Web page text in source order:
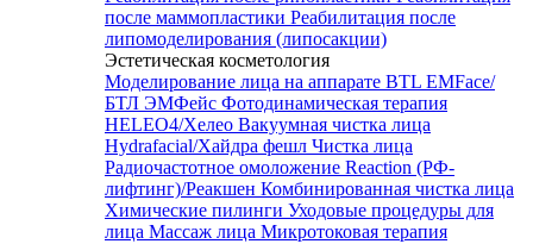
после маммопластики Реабилитация после
липомоделирования (липосакции)
Эстетическая косметология
Моделирование лица на аппарате BTL EMFace/
БТЛ ЭМФейс Фотодинамическая терапия
HELEO4/Хелео Вакуумная чистка лица
Hydrafacial/Хайдра фешл Чистка лица
Радиочастотное омоложение Reaction (РФ-
лифтинг)/Реакшен Комбинированная чистка лица
Химические пилинги Уходовые процедуры для
лица Массаж лица Микротоковая терапия